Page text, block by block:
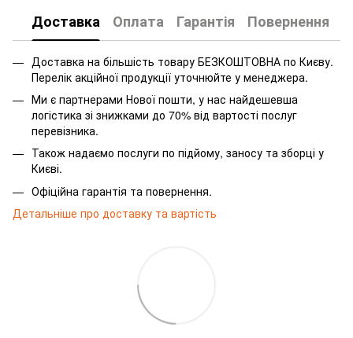
Доставка Оплата Гарантія Повернення
Доставка на більшість товару БЕЗКОШТОВНА по Києву.
Перелік акційної продукції уточнюйте у менеджера.
Ми є партнерами Нової пошти, у нас найдешевша
логістика зі знижками до 70% від вартості послуг
перевізника.
Також надаємо послуги по підйому, заносу та зборці у
Києві.
Офіційна гарантія та повернення.
Детальніше про доставку та вартість